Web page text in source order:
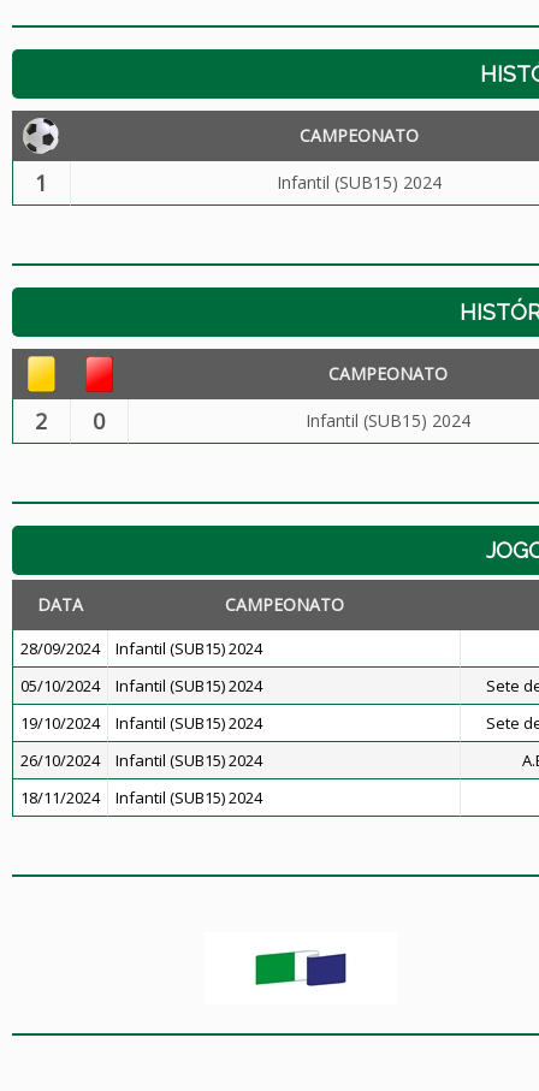
CAMPEONATO
1 Infantil (SUB15) 2024
CAMPEONATO
2 0 Infantil (SUB15) 2024
DATA CAMPEONATO
28/09/2024
Infantil (SUB15) 2024
05/10/2024
Infantil (SUB15) 2024
Sete
19/10/2024
Infantil (SUB15) 2024
Sete
26/10/2024
Infantil (SUB15) 2024
18/11/2024
Infantil (SUB15) 2024